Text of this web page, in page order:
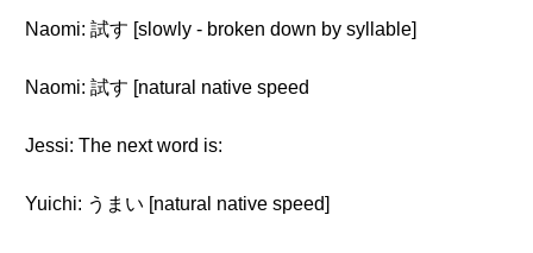
Naomi: 試す [slowly - broken down by syllable]
Naomi: 試す [natural native speed
Jessi: The next word is:
Yuichi: うまい [natural native speed]